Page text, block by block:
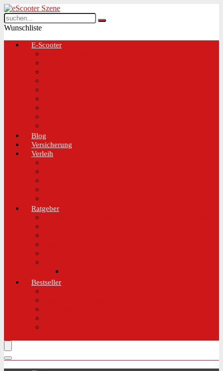
Wunschliste
E-Scooter
Blog
Versicherung
Verleih
Ratgeber
Bestseller